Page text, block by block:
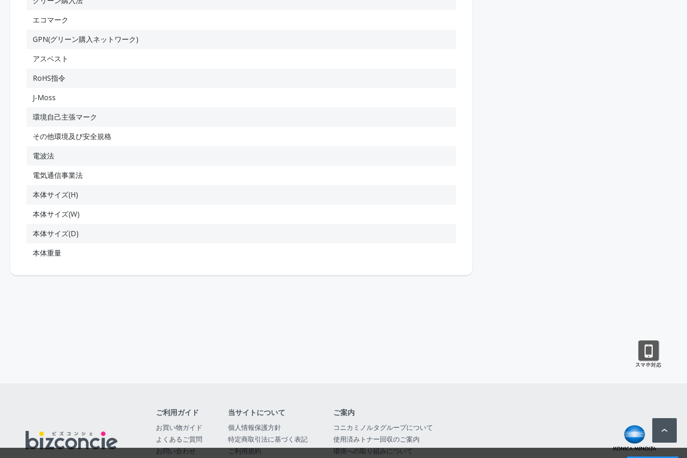
エコマーク
GPN(グリーン購入ネットワーク)
アスベスト
RoHS指令
J-Moss
環境自己主張マーク
その他環境及び安全規格
電波法
電気通信事業法
本体サイズ(H)
本体サイズ(W)
本体サイズ(D)
本体重量
ご利用ガイド
お買い物ガイド
よくあるご質問
お問い合わせ
当サイトについて
個人情報保護方針
特定商取引法に基づく表記
ご利用規約
ご案内
コニカミノルタグループについて
使用済みトナー回収のご案内
環境への取り組みについて